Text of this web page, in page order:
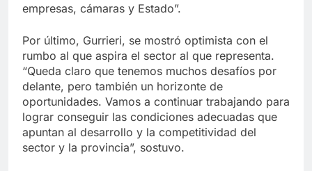
empresas, cámaras y Estado”.
Por último, Gurrieri, se mostró optimista con el
rumbo al que aspira el sector al que representa.
“Queda claro que tenemos muchos desafíos por
delante, pero también un horizonte de
oportunidades. Vamos a continuar trabajando para
lograr conseguir las condiciones adecuadas que
apuntan al desarrollo y la competitividad del
sector y la provincia”, sostuvo.